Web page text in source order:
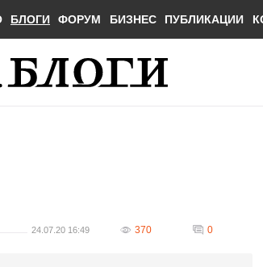
БЛОГИ ФОРУМ БИЗНЕС ПУБЛИКАЦИИ
24.07.20 16:49 370 0